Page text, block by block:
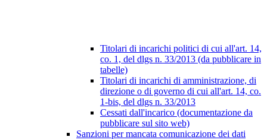
Titolari di incarichi politici di cui all'art. 14,
co. 1, del dlgs n. 33/2013 (da pubblicare in
tabelle)
Titolari di incarichi di amministrazione, di
direzione o di governo di cui all'art. 14, co.
1-bis, del dlgs n. 33/2013
Cessati dall'incarico (documentazione da
pubblicare sul sito web)
Sanzioni per mancata comunicazione dei dati